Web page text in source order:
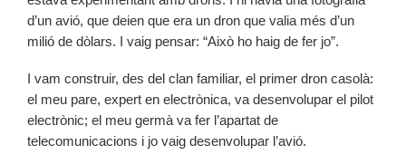
d’un avió, que deien que era un dron que valia més d’un
milió de dòlars. I vaig pensar: “Això ho haig de fer jo”.
I vam construir, des del clan familiar, el primer dron casolà:
el meu pare, expert en electrònica, va desenvolupar el pilot
electrònic; el meu germà va fer l’apartat de
telecomunicacions i jo vaig desenvolupar l’avió.